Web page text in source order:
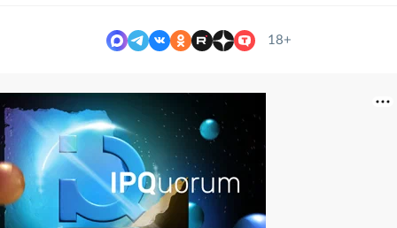
18+